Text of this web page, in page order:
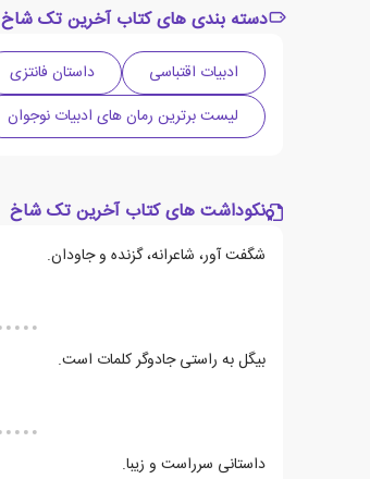
دسته بندی های کتاب آخرین تک شاخ
ادبیات اقتباسی داستان فانتزی
لیست برترین رمان های ادبیات نوجوان
نکوداشت های کتاب آخرین تک شاخ
شگفت آور، شاعرانه، گزنده و جاودان.
بیگل به راستی جادوگر کلمات است.
داستانی سرراست و زیبا.